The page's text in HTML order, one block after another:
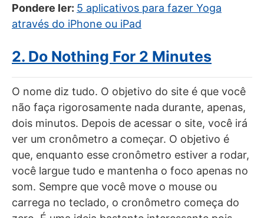
Pondere ler: 5 aplicativos para fazer Yoga
através do iPhone ou iPad
2. Do Nothing For 2 Minutes
O nome diz tudo. O objetivo do site é que você
não faça rigorosamente nada durante, apenas,
dois minutos. Depois de acessar o site, você irá
ver um cronômetro a começar. O objetivo é
que, enquanto esse cronômetro estiver a rodar,
você largue tudo e mantenha o foco apenas no
som. Sempre que você move o mouse ou
carrega no teclado, o cronômetro começa do